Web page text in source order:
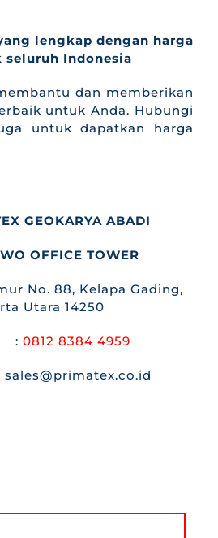
lengkap dengan harga
Indonesia
dan memberikan
untuk Anda. Hubungi
untuk dapatkan harga
GEOKARYA ABADI
OFFICE TOWER
No. 88, Kelapa Gading,
Utara 14250
: 0812 8384 4959